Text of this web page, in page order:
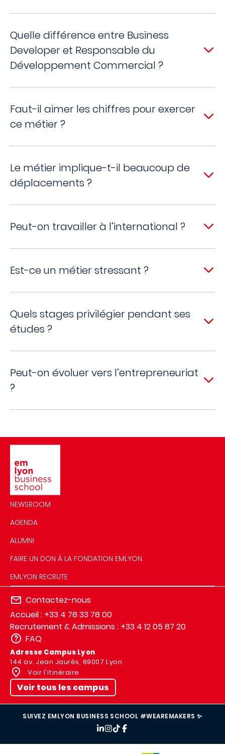
Quelle différence entre Business
Developer et Responsable du
Développement Commercial ?
Faut-il aimer les chiffres pour exercer
ce métier ?
Le métier implique-t-il beaucoup de
déplacements ?
Peut-on travailler à l’international ?
Est-ce un métier stressant ?
Quels stages privilégier pendant ses
études ?
Peut-on évoluer vers l’entrepreneuriat
?
NEWSROOM
AGENDA
ALUMNI
FAIRE UN DON À LA FONDATION EMLYON
EMLYON RECRUTE
Contactez-nous
Accueil : +33 4 78 33 78 00
Recrutement & Admissions : +33 4 12 05 87 20
FAQ
Adresse Campus Lyon
144 av. Jean Jaurès, 69007 Lyon
Voir l'itinéraire
Voir tous les campus
SUIVEZ EMLYON BUSINESS SCHOOL #WEAREMAKERS ✨